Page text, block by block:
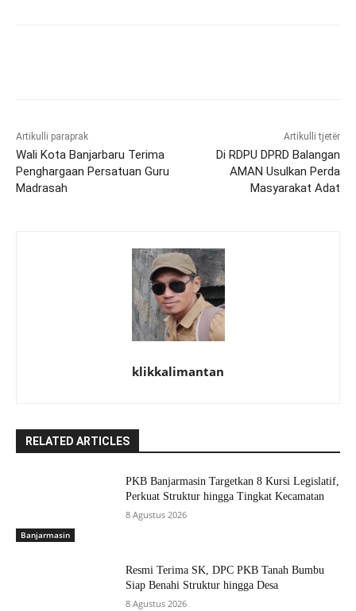
Artikulli paraprak
Wali Kota Banjarbaru Terima
Penghargaan Persatuan Guru
Madrasah
Artikulli tjetër
Di RDPU DPRD Balangan
AMAN Usulkan Perda
Masyarakat Adat
klikkalimantan
RELATED ARTICLES
Banjarmasin
PKB Banjarmasin Targetkan 8 Kursi Legislatif,
Perkuat Struktur hingga Tingkat Kecamatan
8 Agustus 2026
Resmi Terima SK, DPC PKB Tanah Bumbu
Siap Benahi Struktur hingga Desa
8 Agustus 2026